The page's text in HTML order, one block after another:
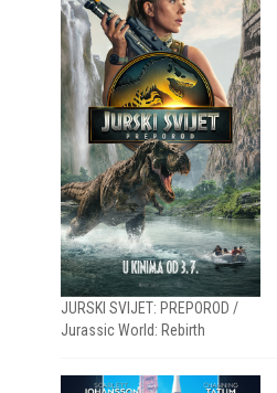
JURSKI SVIJET: PREPOROD /
Jurassic World: Rebirth